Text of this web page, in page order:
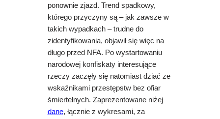
ponownie zjazd. Trend spadkowy,
którego przyczyny są – jak zawsze w
takich wypadkach – trudne do
zidentyfikowania, objawił się więc na
długo przed NFA. Po wystartowaniu
narodowej konfiskaty interesujące
rzeczy zaczęły się natomiast dziać ze
wskaźnikami przestępstw bez ofiar
śmiertelnych. Zaprezentowane niżej
dane, łącznie z wykresami, za